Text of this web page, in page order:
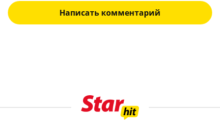
Написать комментарий